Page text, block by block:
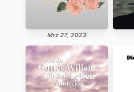
Mrz 27, 2023